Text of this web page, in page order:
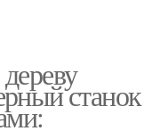
станок